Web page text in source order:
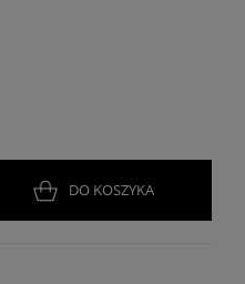
DO KOSZYKA